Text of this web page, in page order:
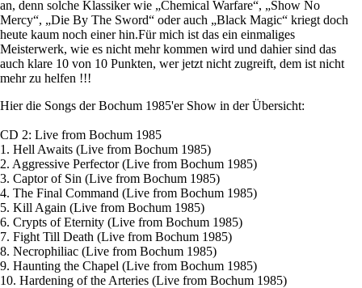
an, denn solche Klassiker wie „Chemical Warfare“, „Show No
Mercy“, „Die By The Sword“ oder auch „Black Magic“ kriegt doch
heute kaum noch einer hin.Für mich ist das ein einmaliges
Meisterwerk, wie es nicht mehr kommen wird und dahier sind das
auch klare 10 von 10 Punkten, wer jetzt nicht zugreift, dem ist nicht
mehr zu helfen !!!
Hier die Songs der Bochum 1985'er Show in der Übersicht:
CD 2: Live from Bochum 1985
1. Hell Awaits (Live from Bochum 1985)
2. Aggressive Perfector (Live from Bochum 1985)
3. Captor of Sin (Live from Bochum 1985)
4. The Final Command (Live from Bochum 1985)
5. Kill Again (Live from Bochum 1985)
6. Crypts of Eternity (Live from Bochum 1985)
7. Fight Till Death (Live from Bochum 1985)
8. Necrophiliac (Live from Bochum 1985)
9. Haunting the Chapel (Live from Bochum 1985)
10. Hardening of the Arteries (Live from Bochum 1985)